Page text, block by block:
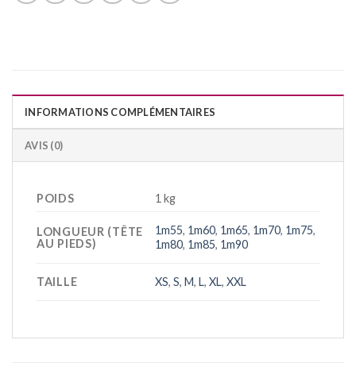
INFORMATIONS COMPLÉMENTAIRES
AVIS (0)
POIDS 1 kg
LONGUEUR (TÊTE
AU PIEDS)
1m55, 1m60, 1m65, 1m70, 1m75,
1m80, 1m85, 1m90
TAILLE XS,S,M,L,XL,XXL